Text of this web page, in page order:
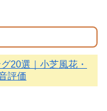
20選｜小芝風花・
評価